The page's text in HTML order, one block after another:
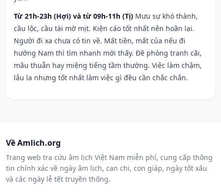
Từ 21h-23h (Hợi) và từ 09h-11h (Tị) Mưu sự khó thành,
cầu lộc, cầu tài mờ mịt. Kiện cáo tốt nhất nên hoãn lại.
Người đi xa chưa có tin về. Mất tiền, mất của nếu đi
hướng Nam thì tìm nhanh mới thấy. Đề phòng tranh cãi,
mâu thuẫn hay miệng tiếng tầm thường. Việc làm chậm,
lâu la nhưng tốt nhất làm việc gì đều cần chắc chắn.
Về Amlich.org
Trang web tra cứu âm lịch Việt Nam miễn phí, cung cấp thông
tin chính xác về ngày âm lịch, can chi, con giáp, ngày tốt xấu
và các ngày lễ tết truyền thống.